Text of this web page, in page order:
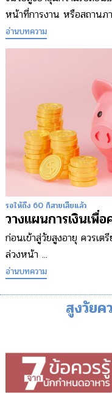
หน้าที่การงาน หรือสถานภ
อ่านบทความ
รอให้ถึง 60 ก็สายเสียแล้ว
วางแผนการเงินเพื่
ก่อนเข้าสู่วัยสูงอายุ ควรเ
ล่วงหน้า ...
อ่านบทความ
สูงวัยค